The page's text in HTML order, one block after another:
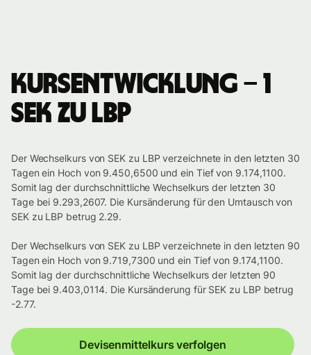
Kursentwicklung – 1
SEK zu LBP
Der Wechselkurs von SEK zu LBP verzeichnete in den letzten 30
Tagen ein Hoch von 9.450,6500 und ein Tief von 9.174,1100.
Somit lag der durchschnittliche Wechselkurs der letzten 30
Tage bei 9.293,2607. Die Kursänderung für den Umtausch von
SEK zu LBP betrug 2.29.
Der Wechselkurs von SEK zu LBP verzeichnete in den letzten 90
Tagen ein Hoch von 9.719,7300 und ein Tief von 9.174,1100.
Somit lag der durchschnittliche Wechselkurs der letzten 90
Tage bei 9.403,0114. Die Kursänderung für SEK zu LBP betrug
-2.77.
Devisenmittelkurs verfolgen